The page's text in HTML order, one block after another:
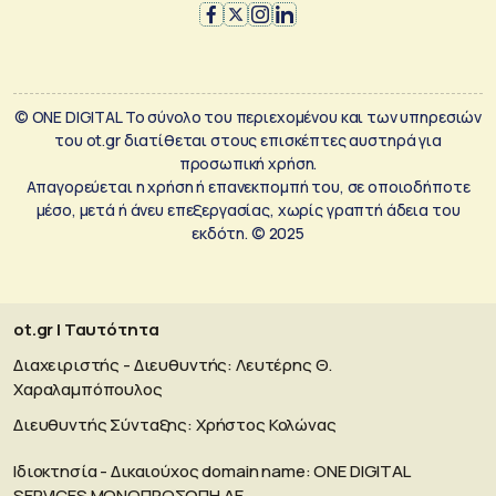
© ONE DIGITAL Το σύνολο του περιεχομένου και των υπηρεσιών
του ot.gr διατίθεται στους επισκέπτες αυστηρά για
προσωπική χρήση.
Απαγορεύεται η χρήση ή επανεκπομπή του, σε οποιοδήποτε
μέσο, μετά ή άνευ επεξεργασίας, χωρίς γραπτή άδεια του
εκδότη. © 2025
ot.gr | Ταυτότητα
Διαχειριστής - Διευθυντής: Λευτέρης Θ.
Χαραλαμπόπουλος
Διευθυντής Σύνταξης: Χρήστος Κολώνας
Ιδιοκτησία - Δικαιούχος domain name: ΟΝΕ DIGITAL